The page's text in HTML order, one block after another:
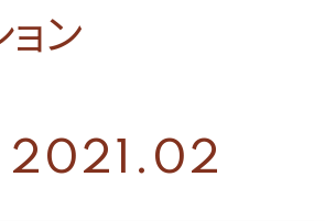
ン
2021.02